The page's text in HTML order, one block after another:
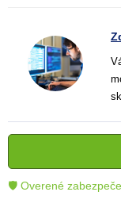
🛡 Overené